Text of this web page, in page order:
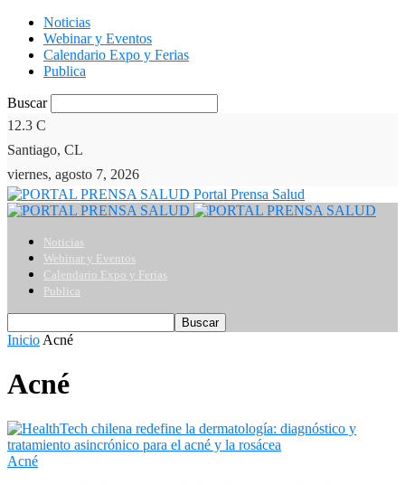
Noticias
Webinar y Eventos
Calendario Expo y Ferias
Publica
Buscar
12.3 C
Santiago, CL
viernes, agosto 7, 2026
Portal Prensa Salud
Noticias
Webinar y Eventos
Calendario Expo y Ferias
Publica
Inicio Acné
Acné
Acné